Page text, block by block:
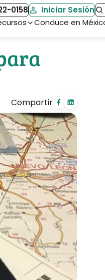
0158 Iniciar Sesión
Conduce en
Compartir